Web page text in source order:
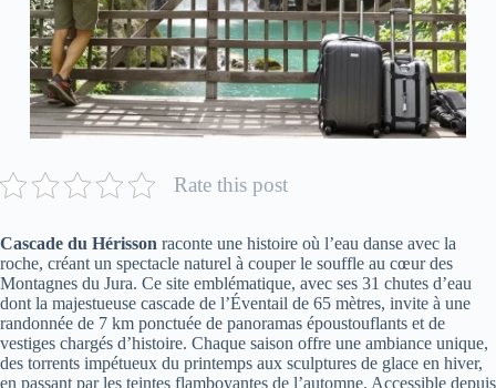
Rate this post
Cascade du Hérisson raconte une histoire où l’eau danse avec la
roche, créant un spectacle naturel à couper le souffle au cœur des
Montagnes du Jura. Ce site emblématique, avec ses 31 chutes d’eau
dont la majestueuse cascade de l’Éventail de 65 mètres, invite à une
randonnée de 7 km ponctuée de panoramas époustouflants et de
vestiges chargés d’histoire. Chaque saison offre une ambiance unique,
des torrents impétueux du printemps aux sculptures de glace en hiver,
en passant par les teintes flamboyantes de l’automne. Accessible depuis